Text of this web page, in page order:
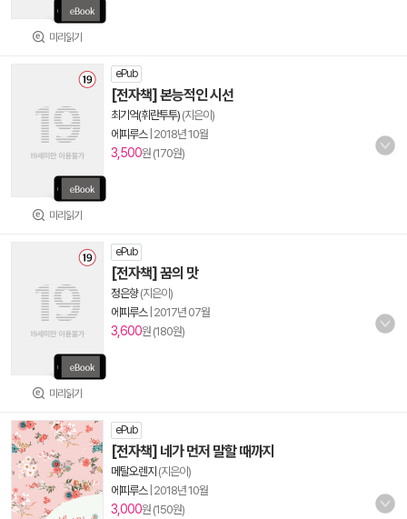
미리읽기
미리읽기
ePub
[전자책] 본능적인 시선
최기억(휘란투투) (지은이)
에피루스| 2018년 10월
3,500원 (170원)
미리읽기
ePub
[전자책] 꿈의 맛
정은향(지은이)
에피루스| 2017년 07월
3,600원 (180원)
ePub
[전자책] 네가 먼저 말할 때까지
메탈오렌지 (지은이)
에피루스| 2018년 10월
3,000원 (150원)